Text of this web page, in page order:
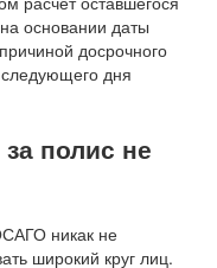
основании даты
досрочного
дня
полис не
никак не
широкий круг лиц.